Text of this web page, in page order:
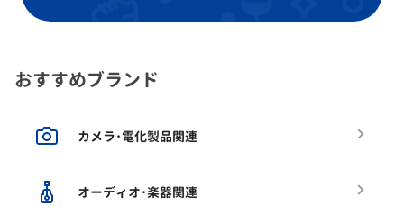
おすすめブランド
カメラ･電化製品関連
オーディオ･楽器関連